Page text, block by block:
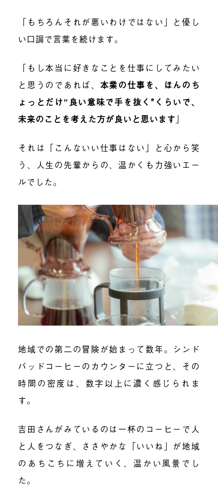
「もちろんそれが悪いわけではない」と優し
い口調で言葉を続けます。
「もし本当に好きなことを仕事にしてみたい
と思うのであれば、 本業の仕事を、ほんのち
ょっとだけ‟良い意味で手を抜く”くらいで、
未来のことを考えた方が良いと思います 」
それは「こんないい仕事はない」と心から笑
う、人生の先輩からの、温かくも力強いエー
ルでした。
地域での第二の冒険が始まって数年。シンド
バッドコーヒーのカウンターに立つと、その
時間の密度は、数字以上に濃く感じられま
す。
吉田さんがみているのは一杯のコーヒーで人
と人をつなぎ、ささやかな「いいね」が地域
のあちこちに増えていく、温かい風景でし
た。